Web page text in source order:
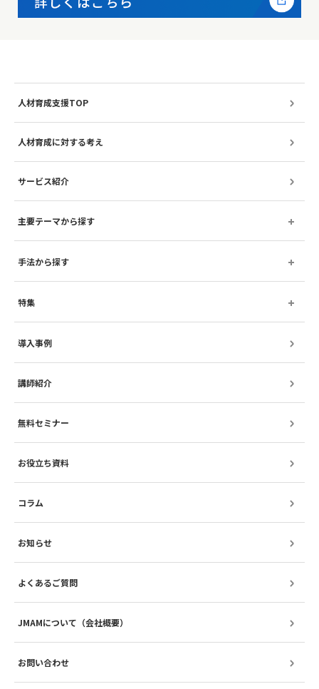
人材育成支援TOP
人材育成に対する考え
サービス紹介
主要テーマから探す
手法から探す
特集
導入事例
講師紹介
無料セミナー
お役立ち資料
コラム
お知らせ
よくあるご質問
JMAMについて（会社概要）
お問い合わせ